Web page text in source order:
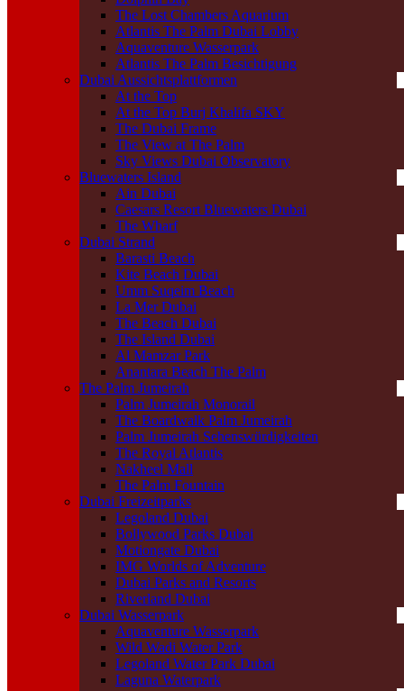
The Lost Chambers Aquarium
Atlantis The Palm Dubai Lobby
Aquaventure Wasserpark
Atlantis The Palm Besichtigung
Dubai Aussichtsplattformen
At the Top
At the Top Burj Khalifa SKY
The Dubai Frame
The View at The Palm
Sky Views Dubai Observatory
Bluewaters Island
Ain Dubai
Caesars Resort Bluewaters Dubai
The Wharf
Dubai Strand
Barasti Beach
Kite Beach Dubai
Umm Suqeim Beach
La Mer Dubai
The Beach Dubai
The Island Dubai
Al Mamzar Park
Anantara Beach The Palm
The Palm Jumeirah
Palm Jumeirah Monorail
The Boardwalk Palm Jumeirah
Palm Jumeirah Sehenswürdigkeiten
The Royal Atlantis
Nakheel Mall
The Palm Fountain
Dubai Freizeitparks
Legoland Dubai
Bollywood Parks Dubai
Motiongate Dubai
IMG Worlds of Adventure
Dubai Parks and Resorts
Riverland Dubai
Dubai Wasserpark
Aquaventure Wasserpark
Wild Wadi Water Park
Legoland Water Park Dubai
Laguna Waterpark